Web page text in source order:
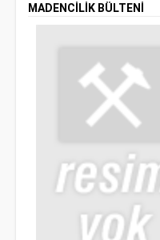
MADENCİLİK BÜLTENİ